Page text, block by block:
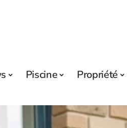
Piscine Propriété